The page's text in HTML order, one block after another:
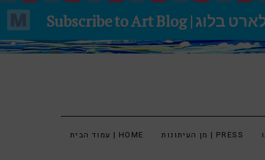
עמוד הבית | HOME מן העיתונות | PRESS